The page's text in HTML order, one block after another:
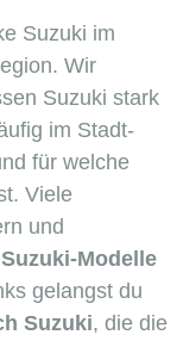
Suzuki im
Wir
Suzuki stark
im Stadt-
für welche
Viele
und
Suzuki-Modelle
gelangst du
Suzuki, die die